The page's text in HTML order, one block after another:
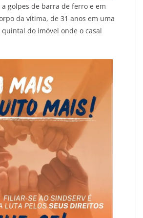
golpes de barra de ferro e em
da vítima, de 31 anos em uma
do imóvel onde o casal